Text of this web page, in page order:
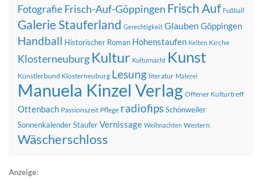
FotografieFrisch-Auf-Göppingen Frisch Auf Fußball
Galerie Stauferland Gerechtigkeit Glauben Göppingen
Handball Historischer Roman Hohenstaufen Kelten Kirche
Klosterneuburg Kultur Kulturnacht Kunst
Künstlerbund Klosterneuburg Lesung literatur Malerei
Manuela Kinzel Verlag Offener Kulturtreff
Ottenbach Passionszeit Pflege radiofipsSchönweiler
SonnenkalenderStauferVernissage Weihnachten Western
Wäscherschloss
Anzeige: